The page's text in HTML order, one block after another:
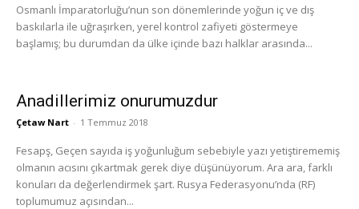
Osmanlı İmparatorluğu’nun son dönemlerinde yoğun iç ve dış
baskılarla ile uğraşırken, yerel kontrol zafiyeti göstermeye
başlamış; bu durumdan da ülke içinde bazı halklar arasında...
Anadillerimiz onurumuzdur
Çetaw Nart - 1 Temmuz 2018
Fesapş, Geçen sayıda iş yoğunluğum sebebiyle yazı yetiştirememiş
olmanın acısını çıkartmak gerek diye düşünüyorum. Ara ara, farklı
konuları da değerlendirmek şart. Rusya Federasyonu’nda (RF)
toplumumuz açısından...